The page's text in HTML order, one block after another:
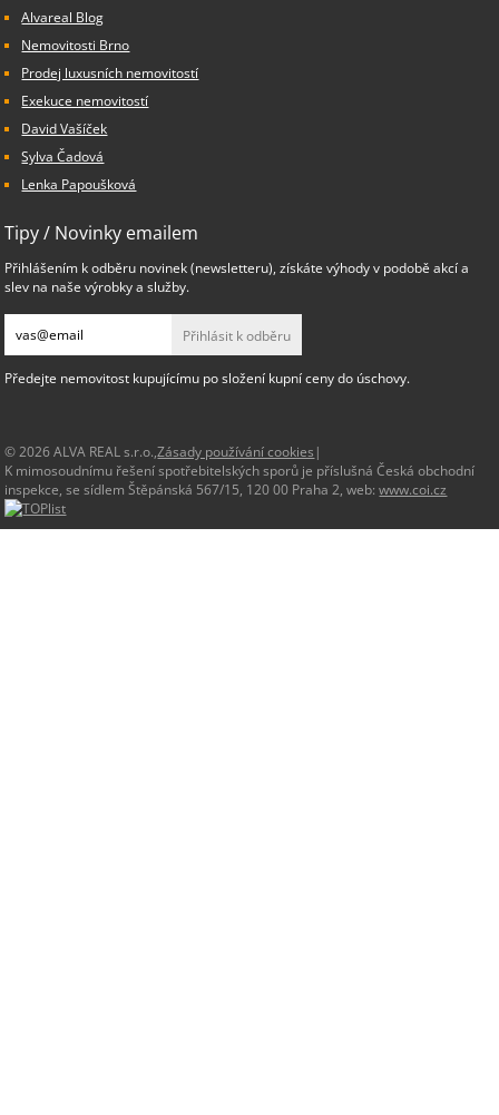
Alvareal Blog
Nemovitosti Brno
Prodej luxusních nemovitostí
Exekuce nemovitostí
David Vašíček
Sylva Čadová
Lenka Papoušková
Tipy / Novinky emailem
Přihlášením k odběru novinek (newsletteru), získáte výhody v podobě akcí a
slev na naše výrobky a služby.
Přihlásit k odběru
Předejte nemovitost kupujícímu po složení kupní ceny do úschovy.
© 2026 ALVA REAL s.r.o.,Zásady používání cookies |
K mimosoudnímu řešení spotřebitelských sporů je příslušná Česká obchodní
inspekce, se sídlem Štěpánská 567/15, 120 00 Praha 2, web:www.coi.cz